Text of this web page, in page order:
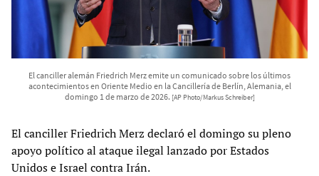
El canciller alemán Friedrich Merz emite un comunicado sobre los últimos
acontecimientos en Oriente Medio en la Cancillería de Berlín, Alemania, el
domingo 1 de marzo de 2026. [AP Photo/Markus Schreiber]
El canciller Friedrich Merz declaró el domingo su pleno
apoyo político al ataque ilegal lanzado por Estados
Unidos e Israel contra Irán.